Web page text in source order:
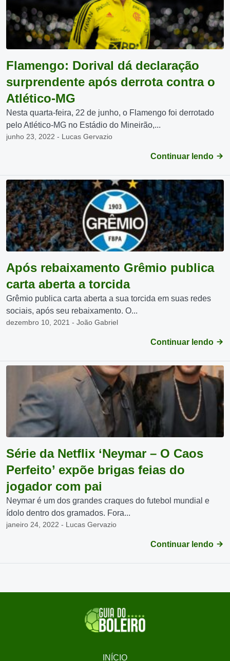
Flamengo: Dorival dá declaração
surprendente após derrota contra o
Atlético-MG
Nesta quarta-feira, 22 de junho, o Flamengo foi derrotado
pelo Atlético-MG no Estádio do Mineirão,...
junho 23, 2022 - Lucas Gervazio
Continuar lendo
Após rebaixamento Grêmio publica
carta aberta a torcida
Grêmio publica carta aberta a sua torcida em suas redes
sociais, após seu rebaixamento. O...
dezembro 10, 2021 - João Gabriel
Continuar lendo
Série da Netflix ‘Neymar – O Caos
Perfeito’ expõe brigas feias do
jogador com pai
Neymar é um dos grandes craques do futebol mundial e
ídolo dentro dos gramados. Fora...
janeiro 24, 2022 - Lucas Gervazio
Continuar lendo
INÍCIO